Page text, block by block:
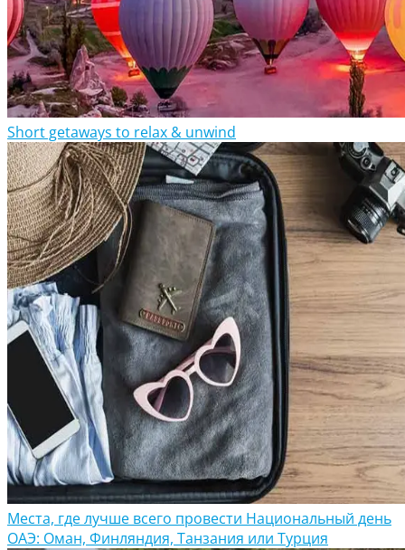
Short getaways to relax & unwind
Места, где лучше всего провести Национальный день
ОАЭ: Оман, Финляндия, Танзания или Турция